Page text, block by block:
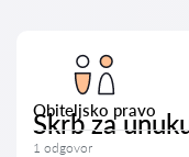
Obiteljsko pravo
Skrb za
1 odgovor